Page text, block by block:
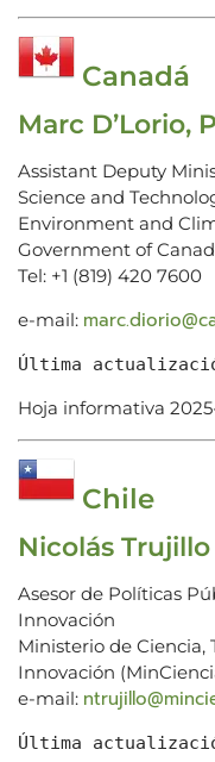
Canadá
Marc D’Lorio,
Assistant Deputy
Science and
Environment and
Government of
Tel: +1 (819) 420 7600
e-mail:
Última
Hoja informativa
Chile
Nicolás
Asesor de Políticas
Innovación
Ministerio de Ciencia,
Innovación
e-mail:
Última